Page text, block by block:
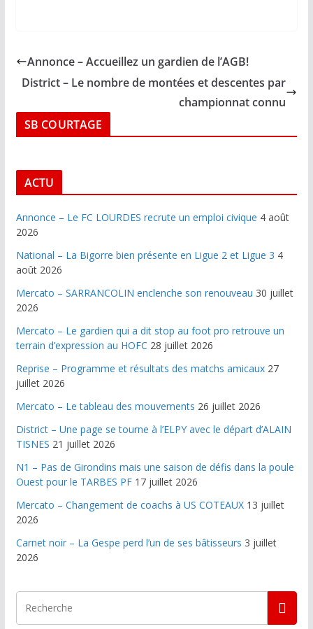
Annonce – Accueillez un gardien de l’AGB!
District – Le nombre de montées et descentes par
championnat connu
SB COURTAGE
ACTU
Annonce – Le FC LOURDES recrute un emploi civique 4 août
2026
National – La Bigorre bien présente en Ligue 2 et Ligue 3 4
août 2026
Mercato – SARRANCOLIN enclenche son renouveau 30 juillet
2026
Mercato – Le gardien qui a dit stop au foot pro retrouve un
terrain d’expression au HOFC 28 juillet 2026
Reprise – Programme et résultats des matchs amicaux 27
juillet 2026
Mercato – Le tableau des mouvements 26 juillet 2026
District – Une page se tourne à l’ELPY avec le départ d’ALAIN
TISNES 21 juillet 2026
N1 – Pas de Girondins mais une saison de défis dans la poule
Ouest pour le TARBES PF 17 juillet 2026
Mercato – Changement de coachs à US COTEAUX 13 juillet
2026
Carnet noir – La Gespe perd l’un de ses bâtisseurs 3 juillet
2026